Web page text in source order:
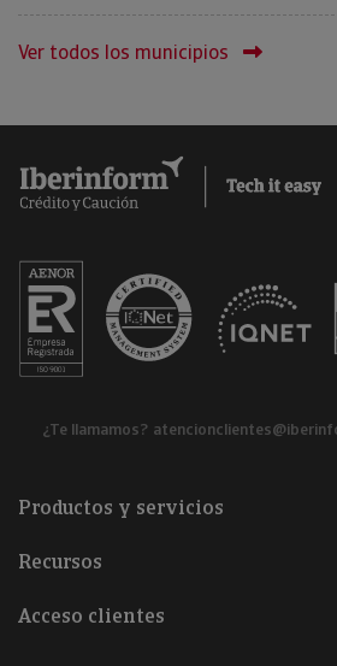
Ver todos los municipios
¿Te llamamos?
Productos y servicios
Recursos
Acceso clientes